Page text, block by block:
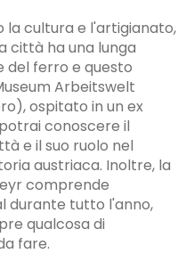
la cultura e l'artigianato,
città ha una lunga
del ferro e questo
Arbeitswelt
ospitato in un ex
conoscere il
e il suo ruolo nel
austriaca. Inoltre, la
comprende
durante tutto l'anno,
qualcosa di
fare.